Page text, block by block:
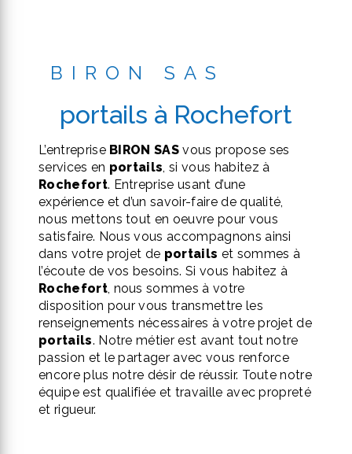
BIRON SAS
portails à Rochefort
L’entreprise BIRON SAS vous propose ses
services en portails, si vous habitez à
Rochefort. Entreprise usant d’une
expérience et d’un savoir-faire de qualité,
nous mettons tout en oeuvre pour vous
satisfaire. Nous vous accompagnons ainsi
dans votre projet de portails et sommes à
l’écoute de vos besoins. Si vous habitez à
Rochefort, nous sommes à votre
disposition pour vous transmettre les
renseignements nécessaires à votre projet de
portails. Notre métier est avant tout notre
passion et le partager avec vous renforce
encore plus notre désir de réussir. Toute notre
équipe est qualifiée et travaille avec propreté
et rigueur.